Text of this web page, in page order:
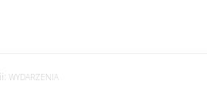
WYDARZENIA